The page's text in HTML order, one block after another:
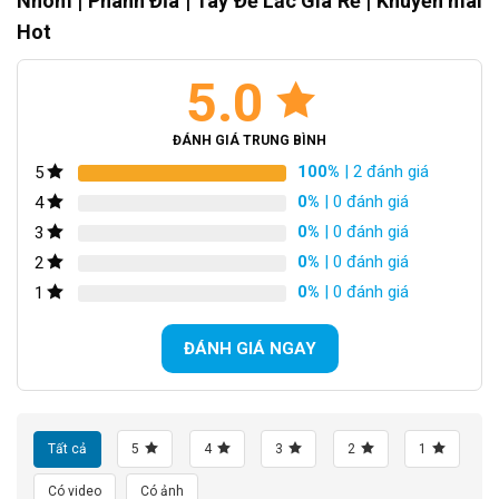
Xe Đạp Đua DTFLY SR7 – Khung Nhôm | Phanh Đĩa | Tay Đề Lắc
Khung sườn hợp kim nhôm bền bỉ
Xe Đạp Đua
DTFLY SR7 sở hữu khung sườn được cấu tạo từ
Hợp kim nhôm còn giúp giảm trọng lượng xe, đảm bảo độ nhẹ
cho xe, chịu được tải trọng lớn, mang lại sự ổn định cho xe khi
đang di chuyển.
DTFLY SR7 thiết kế dây âm sườn gọn gàng. Bề
ngoài xe đạp được phủ lớp sơn tĩnh điện, tạo hiệu ứng sáng
bóng, tăng độ thẩm mỹ cũng như hạn chế han gỉ sét, giữ cho
Hot
5.0
ĐÁNH GIÁ TRUNG BÌNH
5 100% | 2 đánh giá
4
0% | 0 đánh giá
3
0% | 0 đánh giá
2
0% | 0 đánh giá
1
0% | 0 đánh giá
ĐÁNH GIÁ NGAY
Tất cả 5 4 3 2 1
Có video Có ảnh